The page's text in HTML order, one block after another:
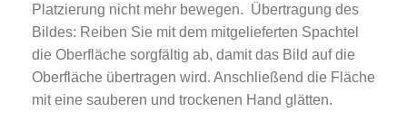
Platzierung nicht mehr bewegen. Übertragung des
Bildes: Reiben Sie mit dem mitgelieferten Spachtel
die Oberfläche sorgfältig ab, damit das Bild auf die
Oberfläche übertragen wird. Anschließend die Fläche
mit eine sauberen und trockenen Hand glätten.